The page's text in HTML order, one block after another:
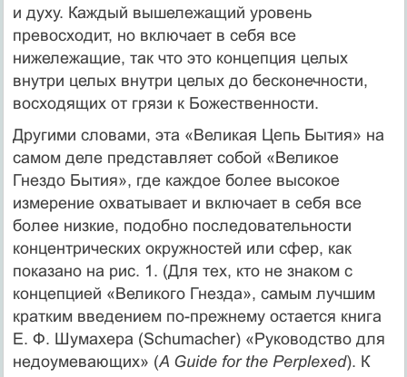
и духу. Каждый вышележащий уровень
превосходит, но включает в себя все
нижележащие, так что это концепция целых
внутри целых внутри целых до бесконечности,
восходящих от грязи к Божественности.
Другими словами, эта «Великая Цепь Бытия» на
самом деле представляет собой «Великое
Гнездо Бытия», где каждое более высокое
измерение охватывает и включает в себя все
более низкие, подобно последовательности
концентрических окружностей или сфер, как
показано на рис. 1. (Для тех, кто не знаком с
концепцией «Великого Гнезда», самым лучшим
кратким введением по-прежнему остается книга
Е. Ф. Шумахера (Schumacher) «Руководство для
недоумевающих» (A Guide for the Perplexed). К